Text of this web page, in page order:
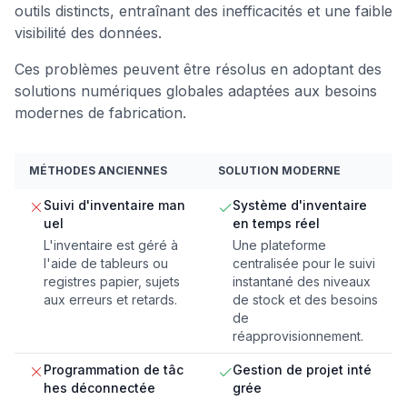
outils distincts, entraînant des inefficacités et une faible
visibilité des données.
Ces problèmes peuvent être résolus en adoptant des
solutions numériques globales adaptées aux besoins
modernes de fabrication.
MÉTHODES ANCIENNES SOLUTION MODERNE
Suivi d'inventaire man
uel
L'inventaire est géré à
l'aide de tableurs ou
registres papier, sujets
aux erreurs et retards.
Système d'inventaire
en temps réel
Une plateforme
centralisée pour le suivi
instantané des niveaux
de stock et des besoins
de
réapprovisionnement.
Programmation de tâc
hes déconnectée
Gestion de projet inté
grée